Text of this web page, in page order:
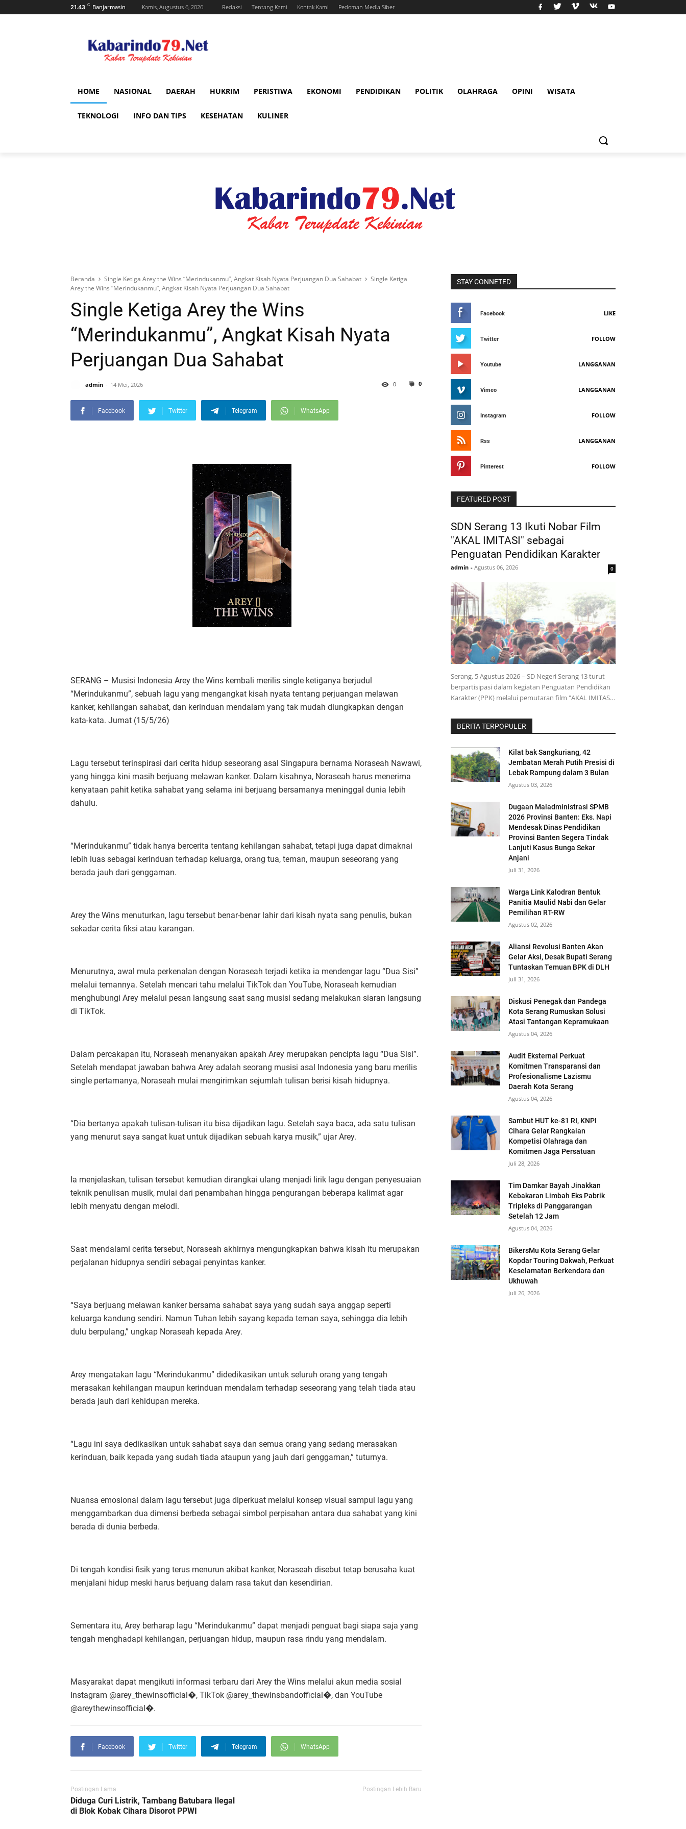
21.43 C Banjarmasin Kamis, Augustus 6, 2026 Redaksi Tentang Kami Kontak Kami Pedoman Media Siber
HOME NASIONAL DAERAH HUKRIM PERISTIWA EKONOMI PENDIDIKAN POLITIK OLAHRAGA OPINI WISATA
TEKNOLOGI INFO DAN TIPS KESEHATAN KULINER
Beranda Single Ketiga Arey the Wins “Merindukanmu”, Angkat Kisah Nyata Perjuangan Dua Sahabat
Single Ketiga
Arey the Wins “Merindukanmu”, Angkat Kisah Nyata Perjuangan Dua Sahabat
Single Ketiga Arey the Wins
“Merindukanmu”, Angkat Kisah Nyata
Perjuangan Dua Sahabat
admin 14 Mei, 2026 0
0
Facebook Twitter Telegram WhatsApp
SERANG – Musisi Indonesia Arey the Wins kembali merilis single ketiganya berjudul
“Merindukanmu”, sebuah lagu yang mengangkat kisah nyata tentang perjuangan melawan
kanker, kehilangan sahabat, dan kerinduan mendalam yang tak mudah diungkapkan dengan
kata-kata. Jumat (15/5/26)
Lagu tersebut terinspirasi dari cerita hidup seseorang asal Singapura bernama Noraseah Nawawi,
yang hingga kini masih berjuang melawan kanker. Dalam kisahnya, Noraseah harus menerima
kenyataan pahit ketika sahabat yang selama ini berjuang bersamanya meninggal dunia lebih
dahulu.
“Merindukanmu” tidak hanya bercerita tentang kehilangan sahabat, tetapi juga dapat dimaknai
lebih luas sebagai kerinduan terhadap keluarga, orang tua, teman, maupun seseorang yang
berada jauh dari genggaman.
Arey the Wins menuturkan, lagu tersebut benar-benar lahir dari kisah nyata sang penulis, bukan
sekadar cerita fiksi atau karangan.
Menurutnya, awal mula perkenalan dengan Noraseah terjadi ketika ia mendengar lagu “Dua Sisi”
melalui temannya. Setelah mencari tahu melalui TikTok dan YouTube, Noraseah kemudian
menghubungi Arey melalui pesan langsung saat sang musisi sedang melakukan siaran langsung
di TikTok.
Dalam percakapan itu, Noraseah menanyakan apakah Arey merupakan pencipta lagu “Dua Sisi”.
Setelah mendapat jawaban bahwa Arey adalah seorang musisi asal Indonesia yang baru merilis
single pertamanya, Noraseah mulai mengirimkan sejumlah tulisan berisi kisah hidupnya.
“Dia bertanya apakah tulisan-tulisan itu bisa dijadikan lagu. Setelah saya baca, ada satu tulisan
yang menurut saya sangat kuat untuk dijadikan sebuah karya musik,” ujar Arey.
Ia menjelaskan, tulisan tersebut kemudian dirangkai ulang menjadi lirik lagu dengan penyesuaian
teknik penulisan musik, mulai dari penambahan hingga pengurangan beberapa kalimat agar
lebih menyatu dengan melodi.
Saat mendalami cerita tersebut, Noraseah akhirnya mengungkapkan bahwa kisah itu merupakan
perjalanan hidupnya sendiri sebagai penyintas kanker.
“Saya berjuang melawan kanker bersama sahabat saya yang sudah saya anggap seperti
keluarga kandung sendiri. Namun Tuhan lebih sayang kepada teman saya, sehingga dia lebih
dulu berpulang,” ungkap Noraseah kepada Arey.
Arey mengatakan lagu “Merindukanmu” didedikasikan untuk seluruh orang yang tengah
merasakan kehilangan maupun kerinduan mendalam terhadap seseorang yang telah tiada atau
berada jauh dari kehidupan mereka.
“Lagu ini saya dedikasikan untuk sahabat saya dan semua orang yang sedang merasakan
kerinduan, baik kepada yang sudah tiada ataupun yang jauh dari genggaman,” tuturnya.
Nuansa emosional dalam lagu tersebut juga diperkuat melalui konsep visual sampul lagu yang
menggambarkan dua dimensi berbeda sebagai simbol perpisahan antara dua sahabat yang kini
berada di dunia berbeda.
Di tengah kondisi fisik yang terus menurun akibat kanker, Noraseah disebut tetap berusaha kuat
menjalani hidup meski harus berjuang dalam rasa takut dan kesendirian.
Sementara itu, Arey berharap lagu “Merindukanmu” dapat menjadi penguat bagi siapa saja yang
tengah menghadapi kehilangan, perjuangan hidup, maupun rasa rindu yang mendalam.
Masyarakat dapat mengikuti informasi terbaru dari Arey the Wins melalui akun media sosial
Instagram @arey_thewinsofficial⁠�, TikTok @arey_thewinsbandofficial⁠�, dan YouTube
@areythewinsofficial⁠�.
Facebook Twitter Telegram WhatsApp
Postingan Lama
Diduga Curi Listrik, Tambang Batubara Ilegal
di Blok Kobak Cihara Disorot PPWI
Postingan Lebih Baru
STAY CONNETED
Facebook LIKE
Twitter FOLLOW
Youtube LANGGANAN
Vimeo LANGGANAN
Instagram FOLLOW
Rss LANGGANAN
Pinterest FOLLOW
FEATURED POST
SDN Serang 13 Ikuti Nobar Film
"AKAL IMITASI" sebagai
Penguatan Pendidikan Karakter
admin - Agustus 06, 2026 0
Serang, 5 Agustus 2026 – SD Negeri Serang 13 turut
berpartisipasi dalam kegiatan Penguatan Pendidikan
Karakter (PPK) melalui pemutaran film "AKAL IMITAS…
BERITA TERPOPULER
Kilat bak Sangkuriang, 42
Jembatan Merah Putih Presisi di
Lebak Rampung dalam 3 Bulan
Agustus 03, 2026
Dugaan Maladministrasi SPMB
2026 Provinsi Banten: Eks. Napi
Mendesak Dinas Pendidikan
Provinsi Banten Segera Tindak
Lanjuti Kasus Bunga Sekar
Anjani
Juli 31, 2026
Warga Link Kalodran Bentuk
Panitia Maulid Nabi dan Gelar
Pemilihan RT-RW
Agustus 02, 2026
Aliansi Revolusi Banten Akan
Gelar Aksi, Desak Bupati Serang
Tuntaskan Temuan BPK di DLH
Juli 31, 2026
Diskusi Penegak dan Pandega
Kota Serang Rumuskan Solusi
Atasi Tantangan Kepramukaan
Agustus 04, 2026
Audit Eksternal Perkuat
Komitmen Transparansi dan
Profesionalisme Lazismu
Daerah Kota Serang
Agustus 04, 2026
Sambut HUT ke-81 RI, KNPI
Cihara Gelar Rangkaian
Kompetisi Olahraga dan
Komitmen Jaga Persatuan
Juli 28, 2026
Tim Damkar Bayah Jinakkan
Kebakaran Limbah Eks Pabrik
Tripleks di Panggarangan
Setelah 12 Jam
Agustus 04, 2026
BikersMu Kota Serang Gelar
Kopdar Touring Dakwah, Perkuat
Keselamatan Berkendara dan
Ukhuwah
Juli 26, 2026